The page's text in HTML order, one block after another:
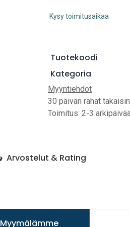
Kysy toimitusaikaa
Tuotekoodi
Kategoria
Myyntiehdot
30 päivän rahat
Toimitus: 2-3
Arvostelut & Rating
Myymälämme